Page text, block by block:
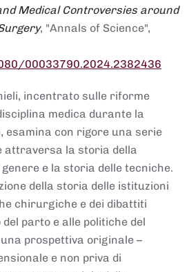
Medical Controversies around
, "Annals of Science",
00033790.2024.2382436
incentrato sulle riforme
medica durante la
esamina con rigore una serie
attraversa la storia della
e la storia delle tecniche.
della storia delle istituzioni
chirurgiche e dei dibattiti
parto e alle politiche del
prospettiva originale –
e non priva di